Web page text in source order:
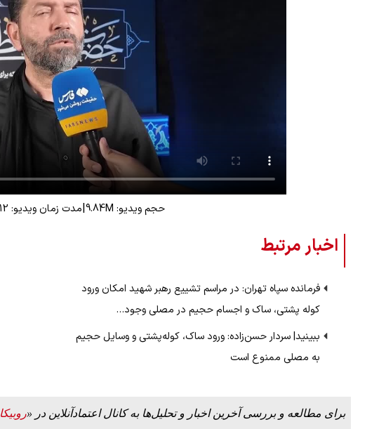
حجم ویدیو: 9.84M |مدت زمان ویدیو: 00:01:12
اخبار مرتبط
فرمانده سپاه تهران: در مراسم تشییع رهبر شهید امکان ورود
کوله پشتی، ساک و اجسام حجیم در مصلی وجود…
ببینید| سردار حسن‌زاده: ورود ساک، کوله‌پشتی و وسایل حجیم
به مصلی ممنوع است
برای مطالعه و بررسی آخرین اخبار و تحلیل‌ها به کانال اعتمادآنلاین در «روبیکا
لحظه حمله به بیت
پزشکیان: از حد و حدود خودمان دفاع می‌کنیم، اما